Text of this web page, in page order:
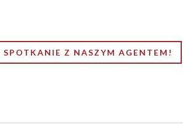
SPOTKANIE Z NASZYM AGENTEM!